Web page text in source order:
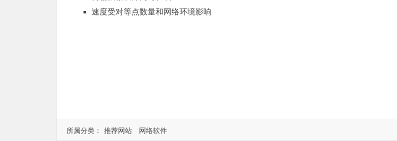
速度受对等点数量和网络环境影响
所属分类： 推荐网站 网络软件